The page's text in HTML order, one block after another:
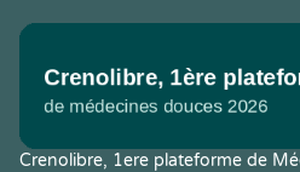
Crenolibre, 1ere plateforme de